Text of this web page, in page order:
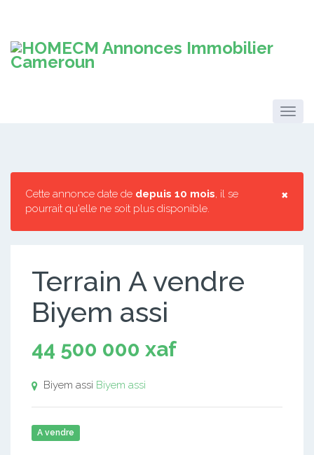
×
Cette annonce date de depuis 10 mois, il se
pourrait qu'elle ne soit plus disponible.
Terrain A vendre
Biyem assi
44 500 000 xaf
Biyem assi Biyem assi
A vendre